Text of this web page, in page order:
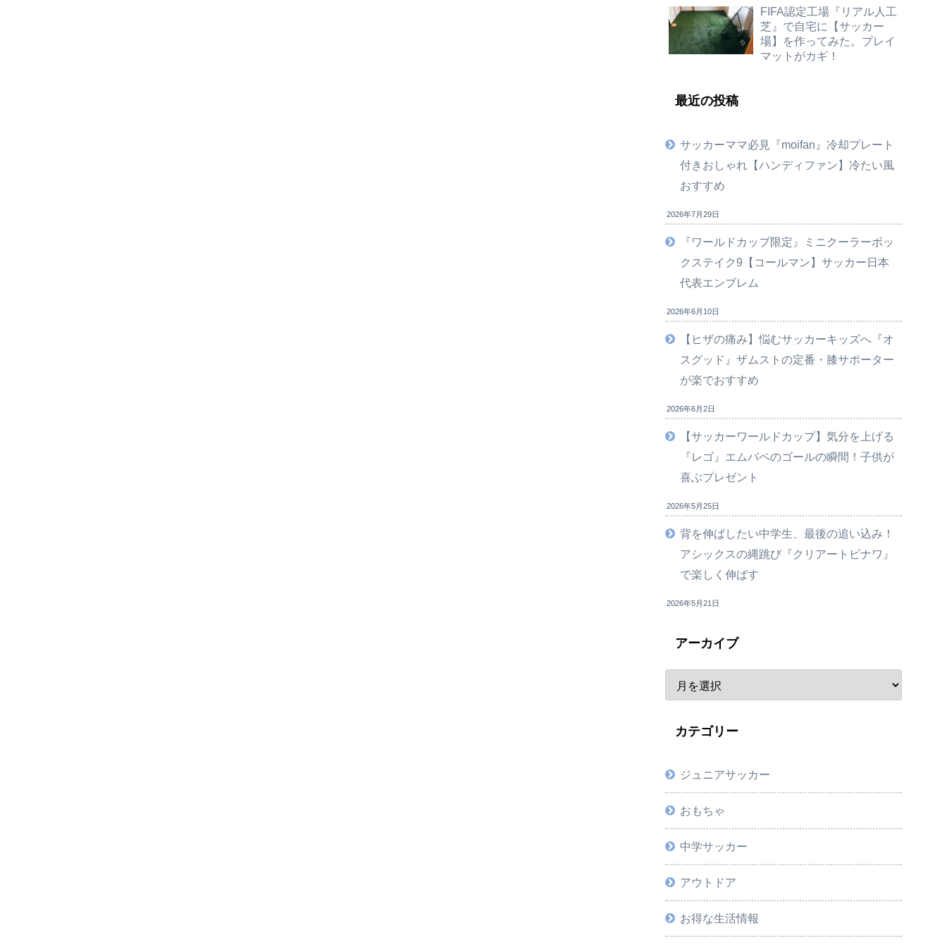
FIFA認定工場『リアル人工
芝』で自宅に【サッカー
場】を作ってみた。プレイ
マットがカギ！
最近の投稿
サッカーママ必見『moifan』冷却プレート
付きおしゃれ【ハンディファン】冷たい風
おすすめ
2026年7月29日
『ワールドカップ限定』ミニクーラーボッ
クステイク9【コールマン】サッカー日本
代表エンブレム
2026年6月10日
【ヒザの痛み】悩むサッカーキッズへ『オ
スグッド』ザムストの定番・膝サポーター
が楽でおすすめ
2026年6月2日
【サッカーワールドカップ】気分を上げる
『レゴ』エムバペのゴールの瞬間！子供が
喜ぶプレゼント
2026年5月25日
背を伸ばしたい中学生、最後の追い込み！
アシックスの縄跳び『クリアートビナワ』
で楽しく伸ばす
2026年5月21日
アーカイブ
カテゴリー
ジュニアサッカー
おもちゃ
中学サッカー
アウトドア
お得な生活情報